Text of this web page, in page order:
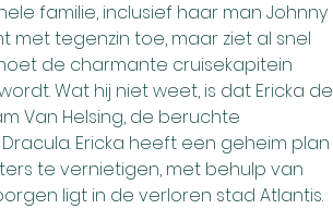
familie, inclusief haar man Johnny
met tegenzin toe, maar ziet al snel
de charmante cruisekapitein
Wat hij niet weet, is dat Ericka de
Van Helsing, de beruchte
Ericka heeft een geheim plan
te vernietigen, met behulp van
ligt in de verloren stad Atlantis.